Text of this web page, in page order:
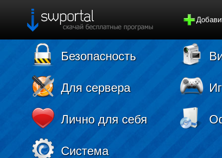
Безопасность
Для сервера
Лично для себя
Система